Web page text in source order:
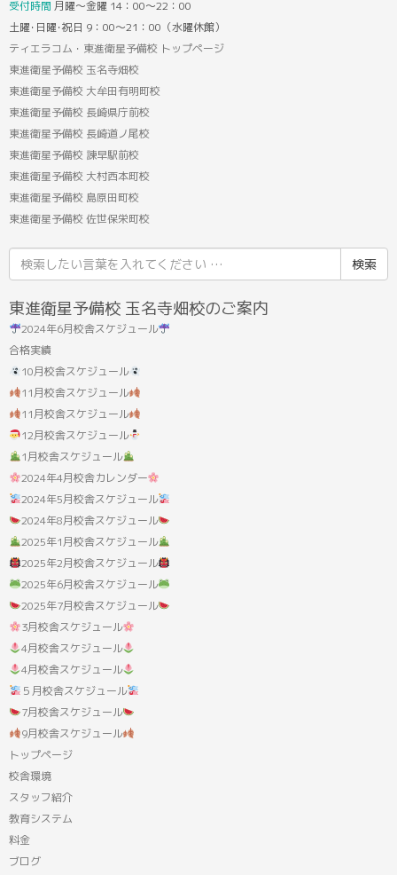
受付時間 月曜～金曜 14：00～22：00
土曜･日曜･祝日 9：00～21：00（水曜休館）
ティエラコム・東進衛星予備校 トップページ
東進衛星予備校 玉名寺畑校
東進衛星予備校 大牟田有明町校
東進衛星予備校 長崎県庁前校
東進衛星予備校 長崎道ノ尾校
東進衛星予備校 諫早駅前校
東進衛星予備校 大村西本町校
東進衛星予備校 島原田町校
東進衛星予備校 佐世保栄町校
索
結
果:
東進衛星予備校 玉名寺畑校のご案内
2024年6月校舎スケジュール
合格実績
10月校舎スケジュール
11月校舎スケジュール
11月校舎スケジュール
12月校舎スケジュール
1月校舎スケジュール
2024年4月校舎カレンダー
2024年5月校舎スケジュール
2024年8月校舎スケジュール
2025年1月校舎スケジュール
2025年2月校舎スケジュール
2025年6月校舎スケジュール
2025年7月校舎スケジュール
3月校舎スケジュール
4月校舎スケジュール
4月校舎スケジュール
５月校舎スケジュール
7月校舎スケジュール
9月校舎スケジュール
トップページ
校舎環境
スタッフ紹介
教育システム
料金
ブログ